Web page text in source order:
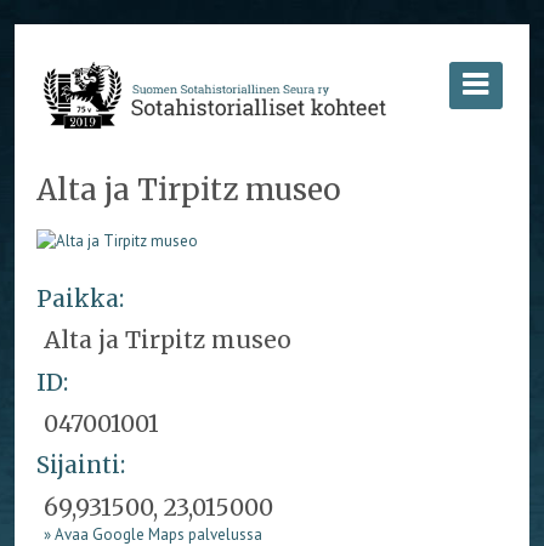
Alta ja Tirpitz museo
Paikka:
Alta ja Tirpitz museo
ID:
047001001
Sijainti:
69,931500, 23,015000
» Avaa Google Maps palvelussa